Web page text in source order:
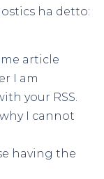
ha detto:
article
I am
your RSS.
I cannot
having the